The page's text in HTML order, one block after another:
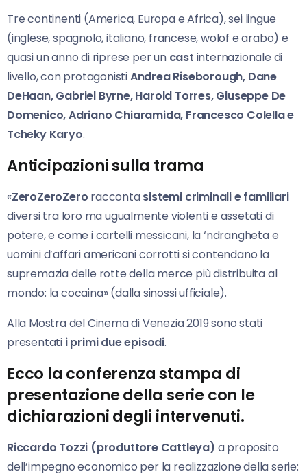
Tre continenti (America, Europa e Africa), sei lingue
(inglese, spagnolo, italiano, francese, wolof e arabo) e
quasi un anno di riprese per un cast internazionale di
livello, con protagonistiAndrea Riseborough, Dane
DeHaan, Gabriel Byrne, Harold Torres, Giuseppe De
Domenico, Adriano Chiaramida, Francesco Colella e
Tcheky Karyo.
Anticipazioni sulla trama
«ZeroZeroZero raccontasistemi criminali e familiari
diversi tra loro ma ugualmente violenti e assetati di
potere, e come i cartelli messicani, la ‘ndrangheta e
uomini d’affari americani corrotti si contendano la
supremazia delle rotte della merce più distribuita al
mondo: la cocaina» (dalla sinossi ufficiale).
Alla Mostra del Cinema di Venezia 2019 sono stati
presentati i primi due episodi.
Ecco la conferenza stampa di
presentazione della serie con le
dichiarazioni degli intervenuti.
Riccardo Tozzi (produttore Cattleya) a proposito
dell’impegno economico per la realizzazione della serie: